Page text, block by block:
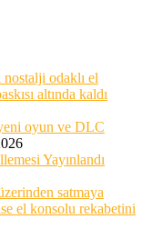
odaklı el
altında kaldı
oyun ve DLC
Yayınlandı
satmaya
el konsolu rekabetini